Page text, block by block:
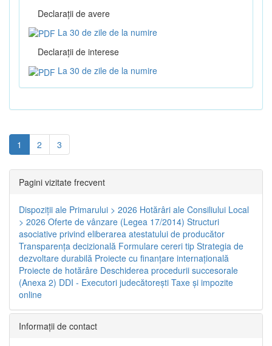
Declaraţii de avere
La 30 de zile de la numire
Declaraţii de interese
La 30 de zile de la numire
1 2 3
Pagini vizitate frecvent
Dispoziţii ale Primarului > 2026 Hotărâri ale Consiliului Local
> 2026 Oferte de vânzare (Legea 17/2014) Structuri
asociative privind eliberarea atestatului de producător
Transparenţa decizională Formulare cereri tip Strategia de
dezvoltare durabilă Proiecte cu finanţare internaţională
Proiecte de hotărâre Deschiderea procedurii succesorale
(Anexa 2) DDI - Executori judecătorești Taxe şi impozite
online
Informaţii de contact